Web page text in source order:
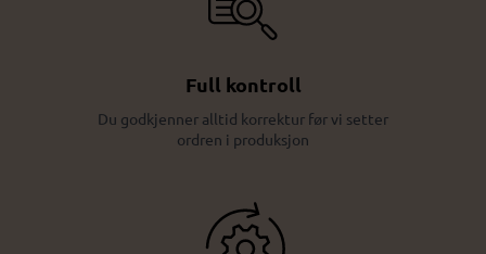
Full kontroll
Du godkjenner alltid korrektur før vi setter
ordren i produksjon